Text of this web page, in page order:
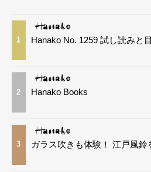
1 Hanako No. 1259 試し読みと
2 Hanako Books
3 ガラス吹きも体験！ 江戸風鈴